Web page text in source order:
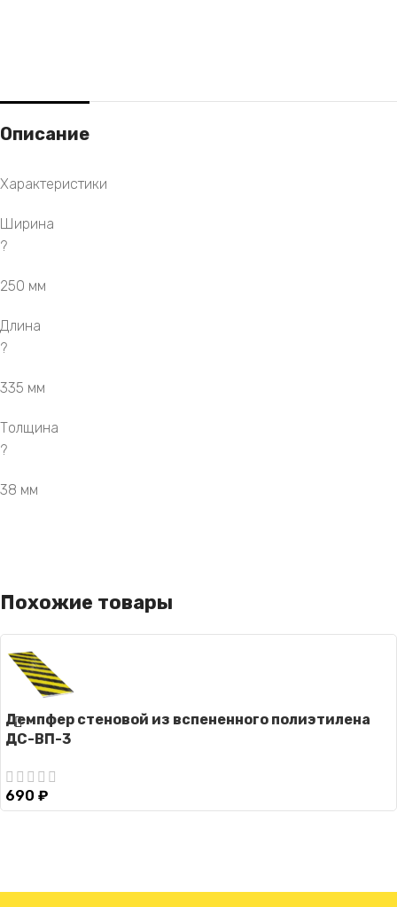
Описание
Характеристики
Ширина
?
250 мм
Длина
?
335 мм
Толщина
?
38 мм
Похожие товары
Демпфер стеновой из вспененного полиэтилена
ДС-ВП-3
690 ₽